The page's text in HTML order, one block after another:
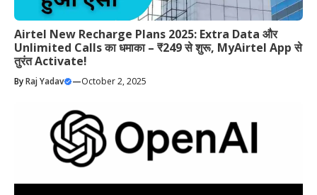
Airtel New Recharge Plans 2025: Extra Data और
Unlimited Calls का धमाका – ₹249 से शुरू, MyAirtel App से
तुरंत Activate!
ByRaj Yadav —October 2, 2025